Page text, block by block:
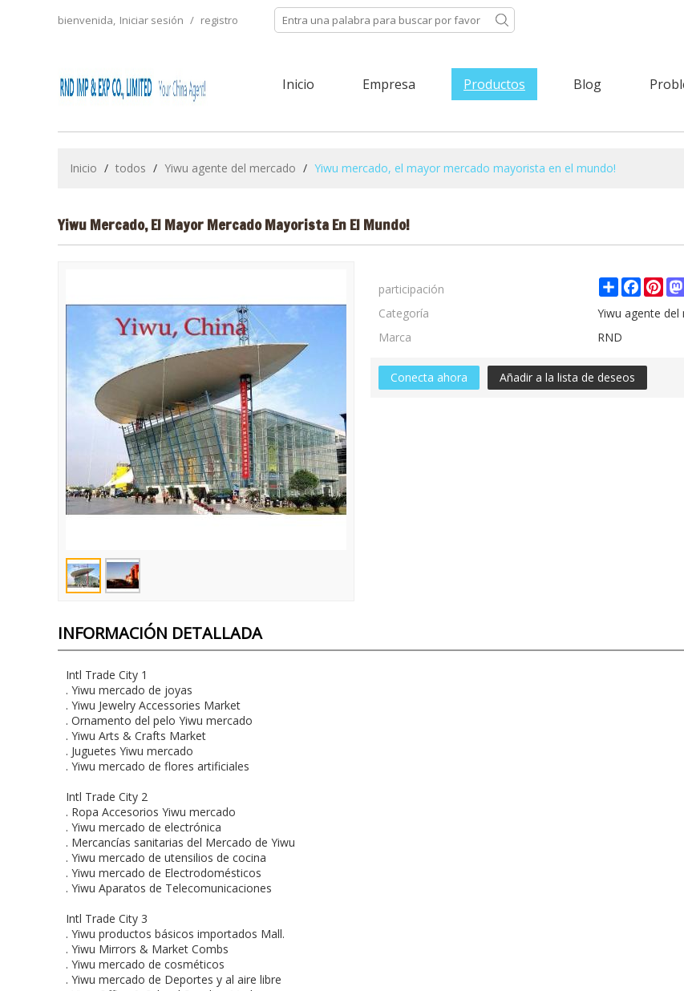
bienvenida, Iniciar sesión / registro
Inicio Empresa Productos Blog
Inicio / todos / Yiwu agente del mercado / Yiwu mercado, el mayor mercado mayorista en el mundo!
Yiwu Mercado, El Mayor Mercado Mayorista En El Mundo!
participación Share
Categoría
Yiwu agente del
Marca
RND
Conecta ahora Añadir a la lista de deseos
INFORMACIÓN DETALLADA
Intl Trade City 1
. Yiwu mercado de joyas
. Yiwu Jewelry Accessories Market
. Ornamento del pelo Yiwu mercado
. Yiwu Arts & Crafts Market
. Juguetes Yiwu mercado
. Yiwu mercado de flores artificiales
Intl Trade City 2
. Ropa Accesorios Yiwu mercado
. Yiwu mercado de electrónica
. Mercancías sanitarias del Mercado de Yiwu
. Yiwu mercado de utensilios de cocina
. Yiwu mercado de Electrodomésticos
. Yiwu Aparatos de Telecomunicaciones
Intl Trade City 3
. Yiwu productos básicos importados Mall.
. Yiwu Mirrors & Market Combs
. Yiwu mercado de cosméticos
. Yiwu mercado de Deportes y al aire libre